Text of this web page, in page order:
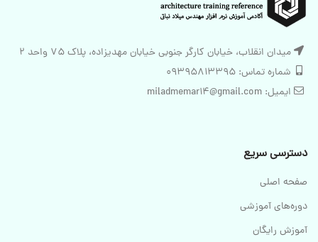
میدان انقلاب، خیابان کارگر جنوبی خیابان مهدیزاده، پلاک 75 واحد 2
شماره تماس: 09395813395
ایمیل: miladmemar14@gmail.com
دسترسی سریع
صفحه اصلی
دوره‌های آموزشی
آموزش رایگان